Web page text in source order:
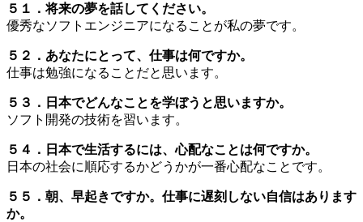
５１．将来の夢を話してください。
優秀なソフトエンジニアになることが私の夢です。
５２．あなたにとって、仕事は何ですか。
仕事は勉強になることだと思います。
５３．日本でどんなことを学ぼうと思いますか。
ソフト開発の技術を習います。
５４．日本で生活するには、心配なことは何ですか。
日本の社会に順応するかどうかが一番心配なことです。
５５．朝、早起きですか。仕事に遅刻しない自信はあります
か。